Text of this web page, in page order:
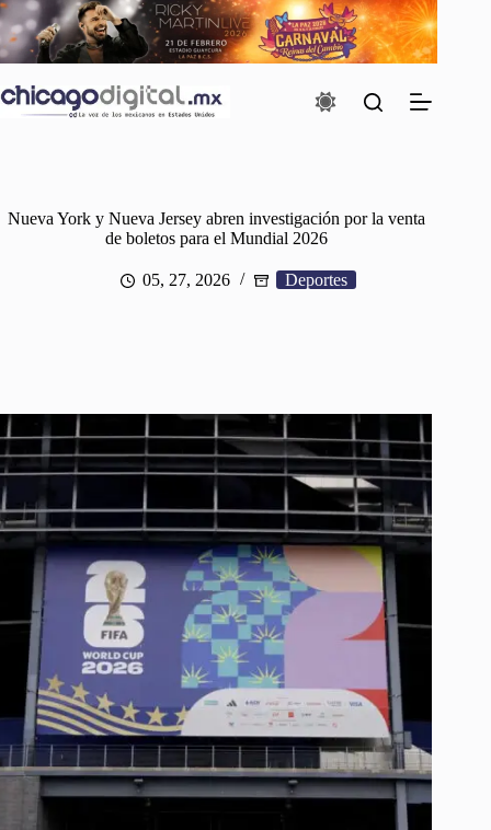
Saltar
al
contenido
Nueva York y Nueva Jersey abren investigación por la venta
de boletos para el Mundial 2026
05, 27, 2026 Deportes